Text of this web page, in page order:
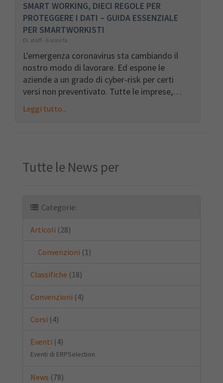
SMART WORKING, DIECI REGOLE PER
PROTEGGERE I DATI – GUIDA ESSENZIALE
PER SMARTWORKISTI
Di staff - 6 anni fa
L'emergenza coronavirus sta cambiando il
nostro modo di lavorare. Ed espone le
aziende a un grado di cyber-risk per certi
versi non preventivato. Tutte le imprese,…
Leggi tutto...
Tutte le News per
Categorie:
Articoli (28)
Convenzioni (1)
Classifiche (18)
Convenzioni (4)
Corsi (4)
Eventi (4)
Eventi di ERPSelection
News (78)